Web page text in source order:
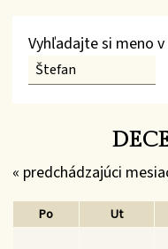
Vyhľadajte si meno
« predchádzajúci
Po Ut